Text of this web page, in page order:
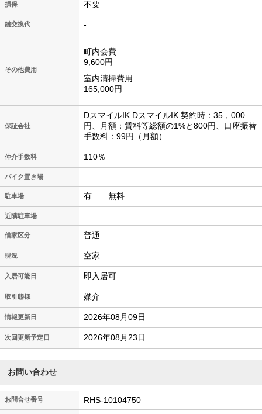
損保 不要
鍵交換代 -
その他費用
町内会費
9,600円
室内清掃費用
165,000円
保証会社
DスマイルIK DスマイルIK 契約時：35，000
円、月額：賃料等総額の1%と800円、口座振替
手数料：99円（月額）
仲介手数料 110％
バイク置き場
駐車場 有 無料
近隣駐車場
借家区分 普通
現況 空家
入居可能日 即入居可
取引態様 媒介
情報更新日 2026年08月09日
次回更新予定日 2026年08月23日
お問い合わせ
お問合せ番号 RHS-10104750